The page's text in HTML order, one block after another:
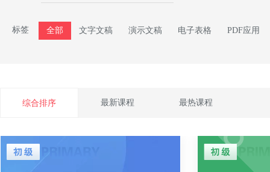
标签 全部 文字文稿 演示文稿 电子表格 PDF应用
综合排序 最新课程 最热课程